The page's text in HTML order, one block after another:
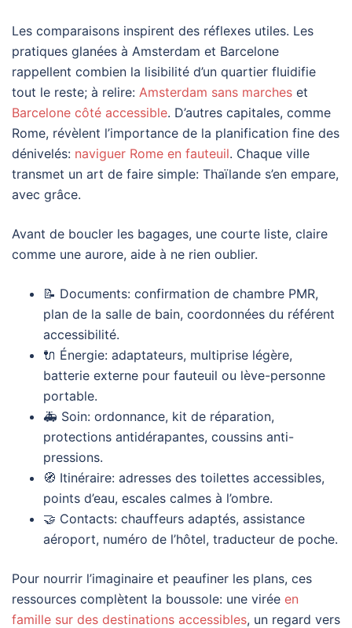
Les comparaisons inspirent des réflexes utiles. Les
pratiques glanées à Amsterdam et Barcelone
rappellent combien la lisibilité d’un quartier fluidifie
tout le reste; à relire: Amsterdam sans marches et
Barcelone côté accessible. D’autres capitales, comme
Rome, révèlent l’importance de la planification fine des
dénivelés: naviguer Rome en fauteuil. Chaque ville
transmet un art de faire simple: Thaïlande s’en empare,
avec grâce.
Avant de boucler les bagages, une courte liste, claire
comme une aurore, aide à ne rien oublier.
📝 Documents: confirmation de chambre PMR,
plan de la salle de bain, coordonnées du référent
accessibilité.
🔌 Énergie: adaptateurs, multiprise légère,
batterie externe pour fauteuil ou lève-personne
portable.
🚑 Soin: ordonnance, kit de réparation,
protections antidérapantes, coussins anti-
pressions.
🧭 Itinéraire: adresses des toilettes accessibles,
points d’eau, escales calmes à l’ombre.
🤝 Contacts: chauffeurs adaptés, assistance
aéroport, numéro de l’hôtel, traducteur de poche.
Pour nourrir l’imaginaire et peaufiner les plans, ces
ressources complètent la boussole: une virée en
famille sur des destinations accessibles, un regard vers